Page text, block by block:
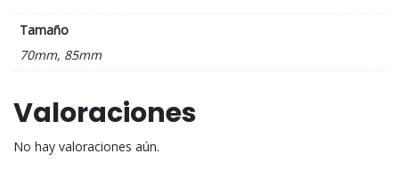
Tamaño
70mm, 85mm
Valoraciones
No hay valoraciones aún.